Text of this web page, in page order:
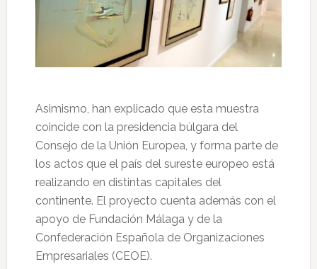
Asimismo, han explicado que esta muestra
coincide con la presidencia búlgara del
Consejo de la Unión Europea, y forma parte de
los actos que el país del sureste europeo está
realizando en distintas capitales del
continente. El proyecto cuenta además con el
apoyo de Fundación Málaga y de la
Confederación Española de Organizaciones
Empresariales (CEOE).